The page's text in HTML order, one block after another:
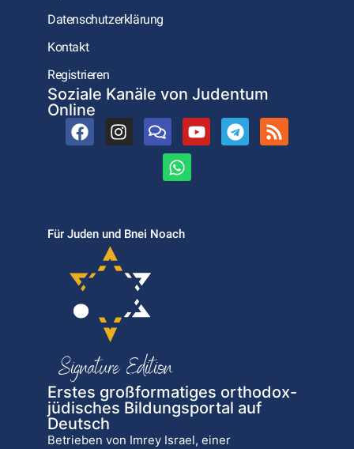
Datenschutzerklärung
Kontakt
Registrieren
Soziale Kanäle von Judentum
Online
Für Juden und Bnei Noach
Erstes großformatiges orthodox-
jüdisches Bildungsportal auf
Deutsch
Betrieben von Imrey Israel, einer